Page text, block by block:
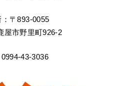
〒893-0055
屋市野里町926-2
43-3036